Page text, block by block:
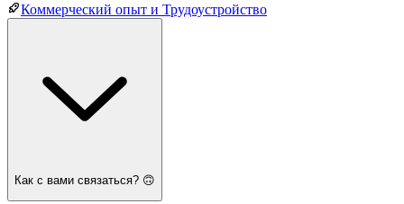
Коммерческий опыт и Трудоустройство
Как с вами связаться? 🙃